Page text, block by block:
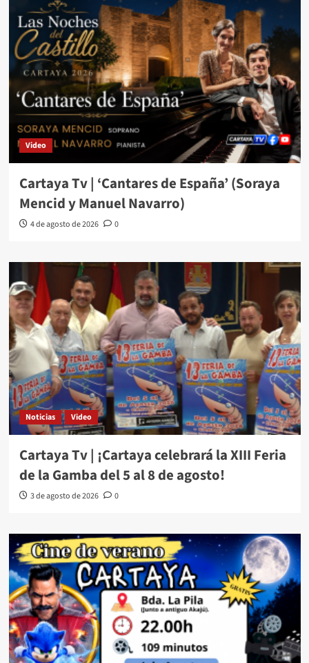
Video
Cartaya Tv | ‘Cantares de España’ (Soraya
Mencid y Manuel Navarro)
4 de agosto de 2026 0
Noticias Video
Cartaya Tv | ¡Cartaya celebrará la XIII Feria
de la Gamba del 5 al 8 de agosto!
3 de agosto de 2026 0